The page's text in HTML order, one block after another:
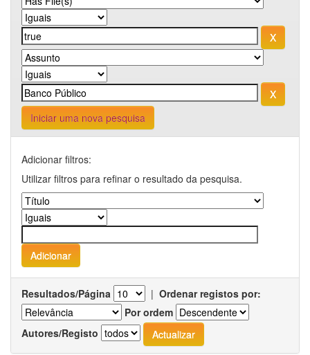
Iniciar uma nova pesquisa
Adicionar filtros:
Utilizar filtros para refinar o resultado da pesquisa.
Resultados/Página | Ordenar registos por:
Por ordem
Autores/Registo